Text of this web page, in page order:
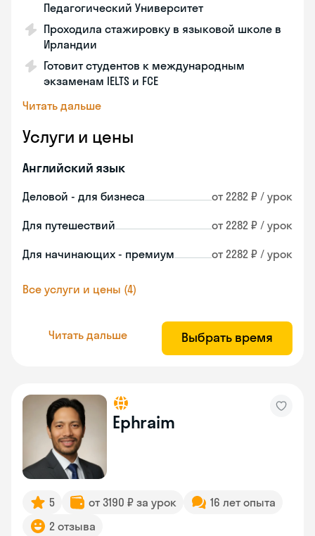
Педагогический Университет
Проходила стажировку в языковой школе в
Ирландии
Готовит студентов к международным
экзаменам IELTS и FCE
Читать дальше
Услуги и цены
Английский язык
Деловой - для бизнеса от 2282 ₽ / урок
Для путешествий от 2282 ₽ / урок
Для начинающих - премиум от 2282 ₽ / урок
Все услуги и цены (4)
Читать дальше Выбрать время
Ephraim
5 от 3190 ₽ за урок
16 лет опыта
2 отзыва